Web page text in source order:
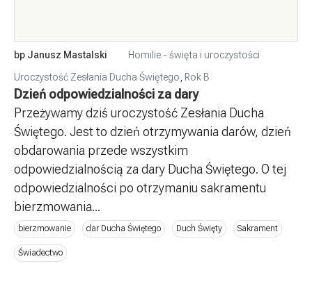
bp Janusz Mastalski
Homilie - święta i uroczystości
Uroczystość Zesłania Ducha Świętego, Rok B
Dzień odpowiedzialności za dary
Przeżywamy dziś uroczystość Zesłania Ducha
Świętego. Jest to dzień otrzymywania darów, dzień
obdarowania przede wszystkim
odpowiedzialnością za dary Ducha Świętego. O tej
odpowiedzialności po otrzymaniu sakramentu
bierzmowania...
bierzmowanie dar Ducha Świętego Duch Święty Sakrament
Świadectwo